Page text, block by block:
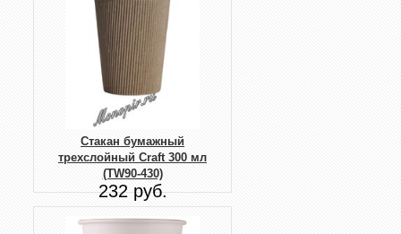
Стакан бумажный
трехслойный Craft 300 мл
(TW90-430)
232 руб.